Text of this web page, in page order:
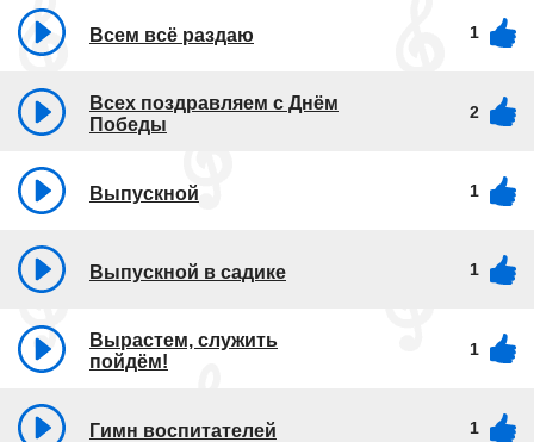
Всем всё раздаю 1
Всех поздравляем с Днём
Победы
2
Выпускной 1
Выпускной в садике 1
Вырастем, служить
пойдём!
1
Гимн воспитателей 1